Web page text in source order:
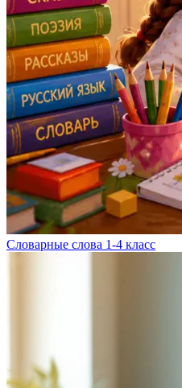
Словарные слова 1-4 класс